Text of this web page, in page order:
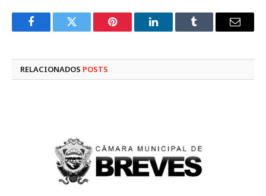
FacebookTwitter Pinterest LinkedInTumblr
E-
RELACIONADOS POSTS